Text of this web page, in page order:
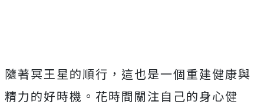
隨著冥王星的順行，這也是一個重建健康與
精力的好時機。花時間關注自己的身心健